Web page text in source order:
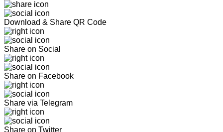
Download & Share QR Code
Share on Social
Share on Facebook
Share via Telegram
Share on Twitter